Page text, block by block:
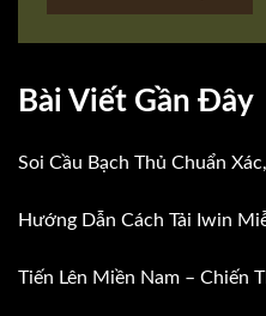
Bài Viết Gần Đây
Soi Cầu Bạch Thủ Chuẩn
Hướng Dẫn Cách Tải Iwin
Tiến Lên Miền Nam – Chiến